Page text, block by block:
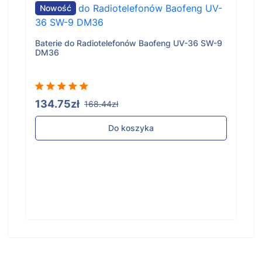
Nowość
Baterie do Radiotelefonów Baofeng UV-36 SW-9
DM36
134.75zł 168.44zł
Do koszyka